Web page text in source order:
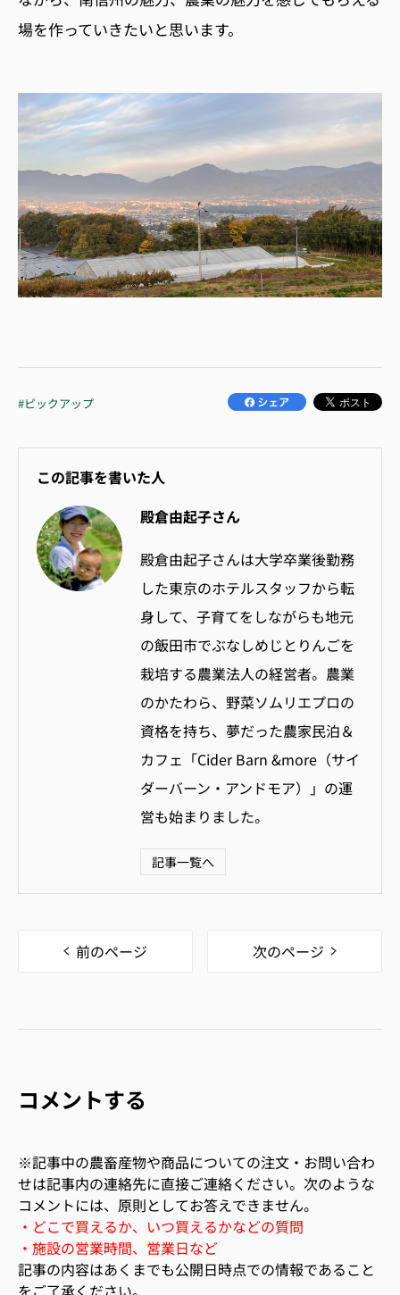
場を作っていきたいと思います。
#ピックアップ
この記事を書いた人
殿倉由起子さん
殿倉由起子さんは大学卒業後勤務
した東京のホテルスタッフから転
身して、 子育てをしながらも地元
の飯田市でぶなしめじとりんごを
栽培する農業法人の経営者。農業
のかたわら、 野菜ソムリエプロの
資格を持ち、夢だった農家民泊＆
カフェ「Cider Barn &more（サイ
ダーバーン・アンドモア）」 の運
営も始まりました。
記事一覧へ
前のページ 次のページ
コメントする
※記事中の農畜産物や商品についての注文・お問い合わ
せは記事内の連絡先に直接ご連絡ください。次のような
コメントには、原則としてお答えできません。
・どこで買えるか、いつ買えるかなどの質問
・施設の営業時間、営業日など
記事の内容はあくまでも公開日時点での情報であること
をご了承ください。